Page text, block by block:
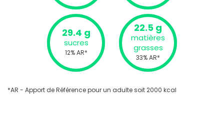
29.4 g
sucres
12% AR*
22.5 g
matières
grasses
33% AR*
*AR - Apport de Référence pour un adulte soit 2000 kcal